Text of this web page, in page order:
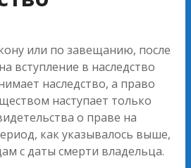
или по завещанию, после
вступление в наследство
наследство, а право
наступает только
о праве на
как указывалось выше,
с даты смерти владельца.